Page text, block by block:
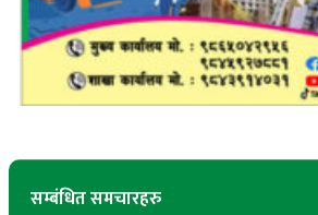
सम्बंधित समचारहरु